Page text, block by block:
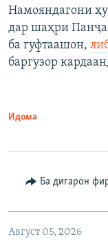
Намояндагони
дар шаҳри
ба гуфтаашон,
баргузор
Идома
Ба дигарон
Август 05, 2026